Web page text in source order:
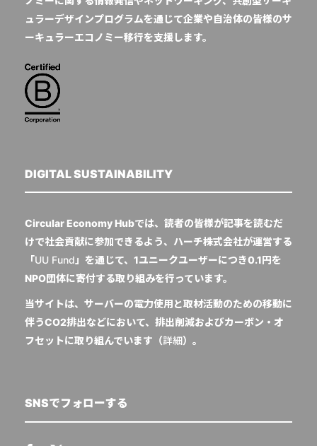
ュラーデザインプログラムを通じて企業や自治体の皆様のサ
ーキュラーエコノミー移行を支援します。
DIGITAL SUSTAINABILITY
Circular Economy Hubでは、読者の皆様が記事を読むだ
けで社会貢献に参加できるよう、ハーチ株式会社が運営する
「UU Fund 」を通じて、1ユニークユーザーにつき0.1円を
NPO団体に寄付する取り組みを行っています。
当サイトは、サーバーの電力使用と取材活動のための移動に
伴うCO2排出などにおいて、排出削減およびカーボン・オ
フセットに取り組んでいます（詳細）。
SNSでフォローする